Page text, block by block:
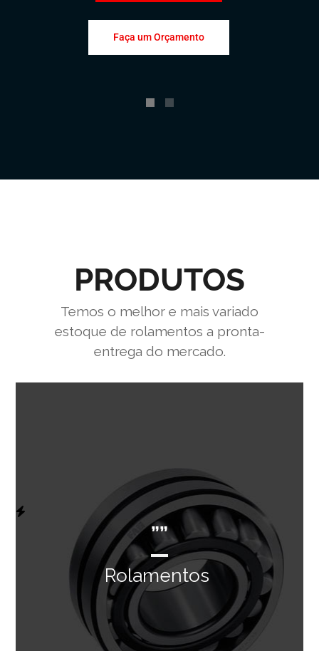
Faça um Orçamento
PRODUTOS
Temos o melhor e mais variado
estoque de rolamentos a pronta-
entrega do mercado.
””
Rolamentos